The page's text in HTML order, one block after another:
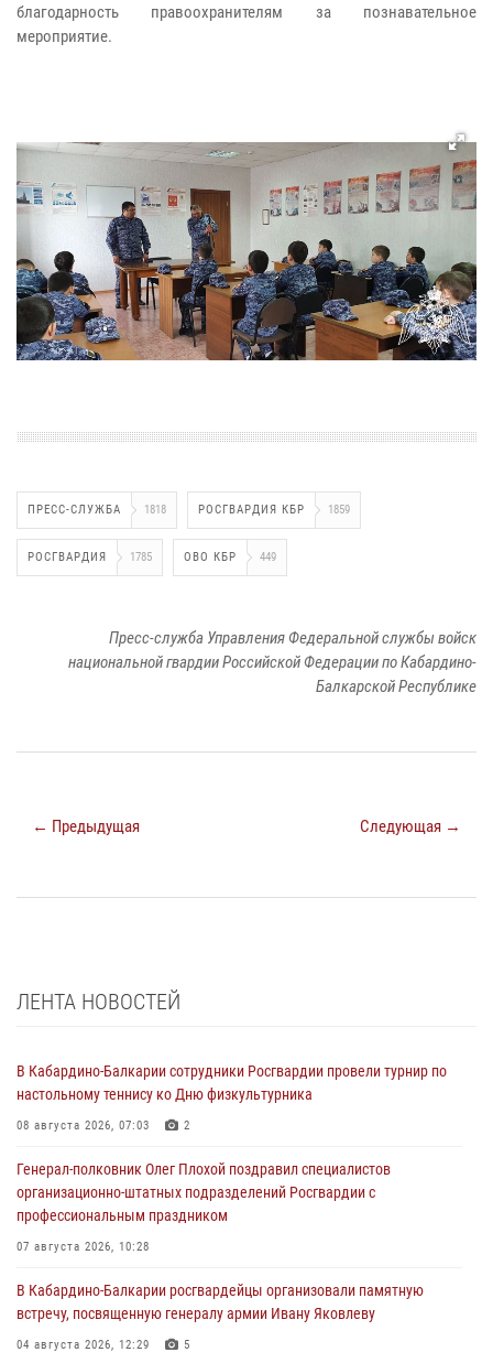
благодарность правоохранителям за познавательное
мероприятие.
ПРЕСС-СЛУЖБА 1818 РОСГВАРДИЯ КБР 1859
РОСГВАРДИЯ 1785 ОВО КБР 449
Пресс-служба Управления Федеральной службы войск
национальной гвардии Российской Федерации по Кабардино-
Балкарской Республике
← Предыдущая Следующая →
ЛЕНТА НОВОСТЕЙ
В Кабардино-Балкарии сотрудники Росгвардии провели турнир по
настольному теннису ко Дню физкультурника
08 августа 2026, 07:03 2
Генерал-полковник Олег Плохой поздравил специалистов
организационно-штатных подразделений Росгвардии с
профессиональным праздником
07 августа 2026, 10:28
В Кабардино-Балкарии росгвардейцы организовали памятную
встречу, посвященную генералу армии Ивану Яковлеву
04 августа 2026, 12:29 5